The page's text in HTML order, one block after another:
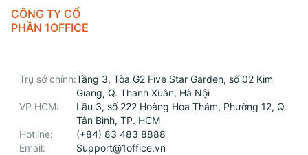
CÔNG TY CỔ
PHẦN 1OFFICE
Trụ sở chính:Tầng 3, Tòa G2 Five Star Garden, số 02 Kim
Giang, Q. Thanh Xuân, Hà Nội
VP HCM:
Lầu 3, số 222 Hoàng Hoa Thám, Phường 12, Q.
Tân Bình, TP. HCM
Hotline:
(+84) 83 483 8888
Email:
Support@1office.vn